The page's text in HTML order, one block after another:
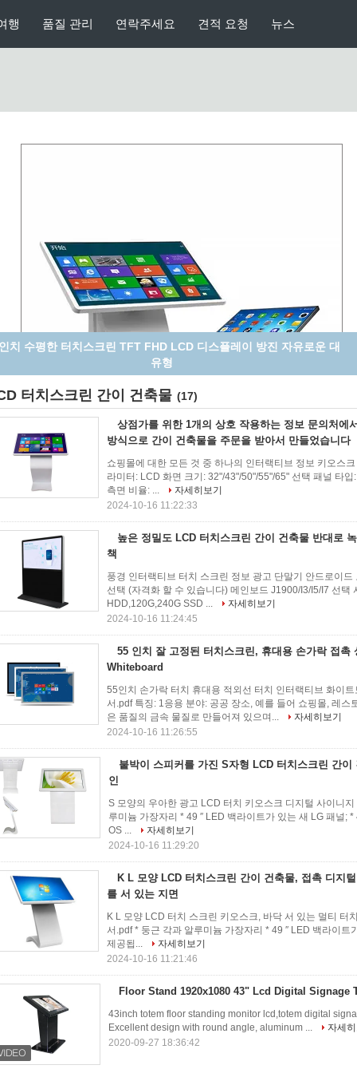
행 품질 관리 연락주세요 견적 요청 뉴스
치 수평한 터치스크린 TFT FHD LCD 디스플레이 방진 자유로운 대
유형
터치스크린 간이 건축물 (17)
상점가를 위한 1개의 상호 작용하는 정보 문의처에
방식으로 간이 건축물을 주문을 받아서 만들었습니다
쇼핑몰에 대한 모든 것 중 하나의 인터랙티브 정보 키오스
라미터: LCD 화면 크기: 32"/43"/50"/55"/65" 선택 패널 타
측면 비율: ...
자세히보기
2024-10-16 11:22:33
높은 정밀도 LCD 터치스크린 간이 건축물 반대로
책
풍경 인터랙티브 터치 스크린 정보 광고 단말기 안드로이
선택 (자격화 할 수 있습니다) 메인보드 J1900/I3/I5/I7 선택
HDD,120G,240G SSD ...
자세히보기
2024-10-16 11:24:45
55 인치 잘 고정된 터치스크린, 휴대용 손가락 접촉
Whiteboard
55인치 손가락 터치 휴대용 적외선 터치 인터랙티브 화이
서.pdf 특징: 1응용 분야: 공공 장소, 예를 들어 쇼핑몰, 레
은 품질의 금속 물질로 만들어져 있으며...
자세히보기
2024-10-16 11:26:55
붙박이 스피커를 가진 S자형 LCD 터치스크린 간이
인
S 모양의 우아한 광고 LCD 터치 키오스크 디지털 사이니
루미늄 가장자리 * 49 ′′ LED 백라이트가 있는 새 LG 패널; *
OS ...
자세히보기
2024-10-16 11:29:20
K L 모양 LCD 터치스크린 간이 건축물, 접촉 디지
를 서 있는 지면
K L 모양 LCD 터치 스크린 키오스크, 바닥 서 있는 멀티 터
서.pdf * 둥근 각과 알루미늄 가장자리 * 49 ′′ LED 백라이트
제공됩...
자세히보기
2024-10-16 11:21:46
Floor Stand 1920x1080 43" Lcd Digital Signage
43inch totem floor standing monitor lcd,totem digital
Excellent design with round angle, aluminum ...
자세
2020-09-27 18:36:42